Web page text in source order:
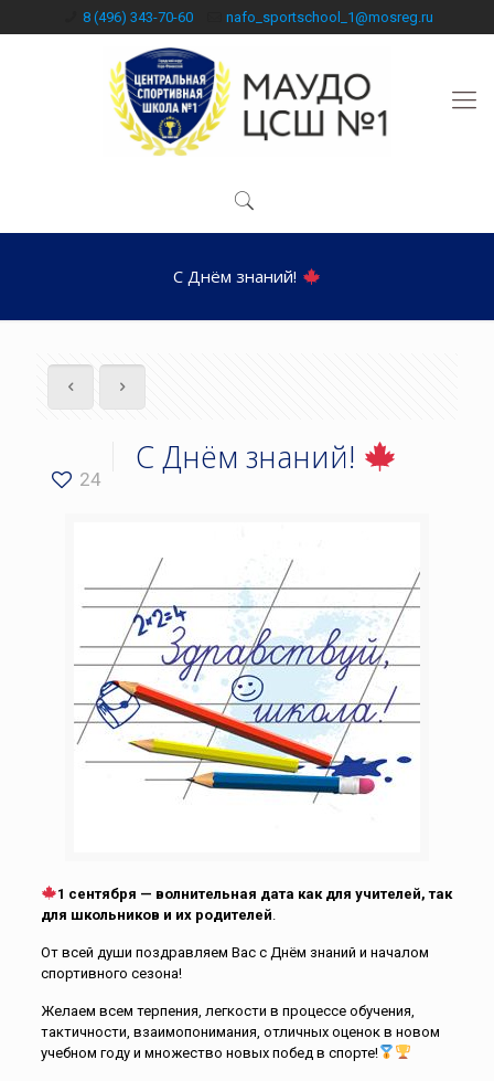
8 (496) 343-70-60 nafo_sportschool_1@mosreg.ru
С Днём знаний!
24
С Днём знаний!
1 сентября — волнительная дата как для учителей, так
для школьников и их родителей.
От всей души поздравляем Вас с Днём знаний и началом
спортивного сезона!
Желаем всем терпения, легкости в процессе обучения,
тактичности, взаимопонимания, отличных оценок в новом
учебном году и множество новых побед в спорте!